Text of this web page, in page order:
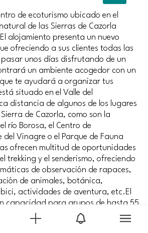
de ecoturismo ubicado en el
de las Sierras de Cazorla
alojamiento presenta un nuevo
ofreciendo a sus clientes todas las
unos días disfrutando de un
un ambiente acogedor con un
te ayudará a organizar tus
situado en el Valle del
distancia de algunos de los lugares
de Cazorla, como son la
río Borosa, el Centro de
Vinagre o el Parque de Fauna
ofrecen multitud de oportunidades
trekking y el senderismo, ofreciendo
de observación de rapaces,
de animales, botánica,
actividades de aventura, etc.El
capacidad para grupos de hasta 55
instalaciones y los recursos
sus programas de